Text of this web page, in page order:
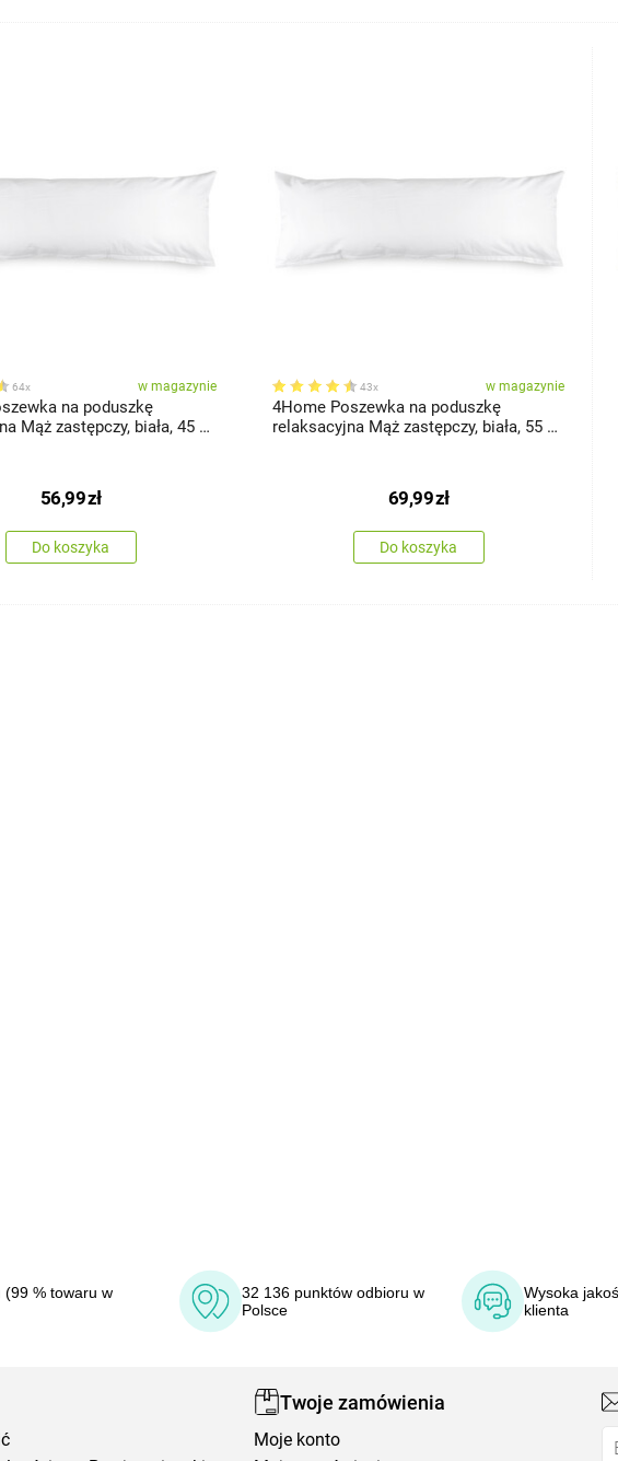
64x w magazynie
na poduszkę
Mąż zastępczy, biała, 45 x
56,99zł
Do koszyka
43x w magazynie
4Home Poszewka na poduszkę
relaksacyjna Mąż zastępczy, biała, 55 x
69,99zł
Do koszyka
(99 % towaru w
32 136 punktów odbioru w
Polsce
Wysoka
klienta
Twoje zamówienia
Moje konto